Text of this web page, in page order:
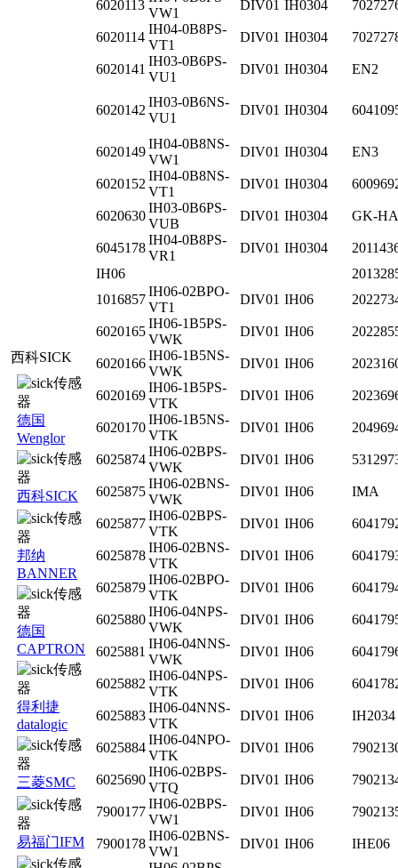
西科SICK
德国
Wenglor
西科SICK
邦纳
BANNER
德国
CAPTRON
得利捷
datalogic
三菱SMC
易福门IFM
6020113
VW1
DIV01 IH0304
6020114
IH04-0B8PS-
VT1
DIV01 IH0304
6020141
IH03-0B6PS-
VU1
DIV01 IH0304 EN2
6020142
IH03-0B6NS-
VU1
DIV01 IH0304
6020149
IH04-0B8NS-
VW1
DIV01 IH0304 EN3
6020152
IH04-0B8NS-
VT1
DIV01 IH0304
6020630
IH03-0B6PS-
VUB
DIV01 IH0304 GK-HA
6045178
IH04-0B8PS-
VR1
DIV01 IH0304
IH06
1016857
IH06-02BPO-
VT1
DIV01 IH06
6020165
IH06-1B5PS-
VWK
DIV01 IH06
6020166
IH06-1B5NS-
VWK
DIV01 IH06
6020169
IH06-1B5PS-
VTK
DIV01 IH06
6020170
IH06-1B5NS-
VTK
DIV01 IH06
6025874
IH06-02BPS-
VWK
DIV01 IH06
6025875
IH06-02BNS-
VWK
DIV01 IH06 IMA
6025877
IH06-02BPS-
VTK
DIV01 IH06
6025878
IH06-02BNS-
VTK
DIV01 IH06
6025879
IH06-02BPO-
VTK
DIV01 IH06
6025880
IH06-04NPS-
VWK
DIV01 IH06
6025881
IH06-04NNS-
VWK
DIV01 IH06
6025882
IH06-04NPS-
VTK
DIV01 IH06
6025883
IH06-04NNS-
VTK
DIV01 IH06 IH2034
6025884
IH06-04NPO-
VTK
DIV01 IH06
6025690
IH06-02BPS-
VTQ
DIV01 IH06
7900177
IH06-02BPS-
VW1
DIV01 IH06
7900178
IH06-02BNS-
VW1
DIV01 IH06
IHE06